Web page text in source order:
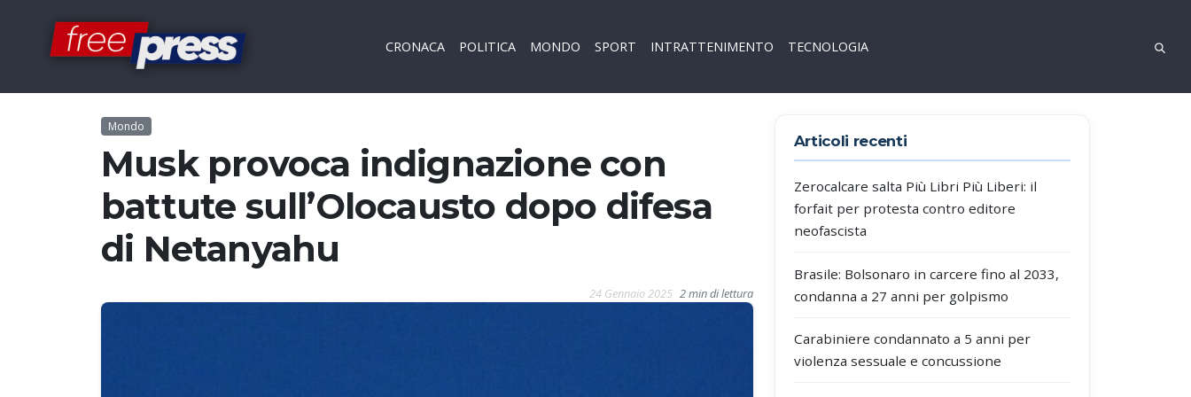
CRONACA POLITICA MONDO SPORT INTRATTENIMENTO TECNOLOGIA
Mondo
Musk provoca indignazione con
battute sull’Olocausto dopo difesa
di Netanyahu
24 Gennaio 2025 2 min di lettura
Articoli recenti
Zerocalcare salta Più Libri Più Liberi: il
forfait per protesta contro editore
neofascista
Brasile: Bolsonaro in carcere fino al 2033,
condanna a 27 anni per golpismo
Carabiniere condannato a 5 anni per
violenza sessuale e concussione